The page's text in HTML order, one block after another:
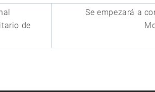
de
Se empezará a